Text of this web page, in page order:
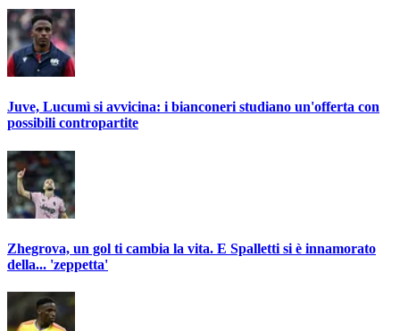
Juve, Lucumì si avvicina: i bianconeri studiano un'offerta con
possibili contropartite
Zhegrova, un gol ti cambia la vita. E Spalletti si è innamorato
della... 'zeppetta'